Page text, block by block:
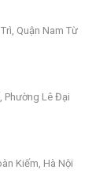
Quận Nam Từ
Phường Lê Đại
Kiếm, Hà Nội